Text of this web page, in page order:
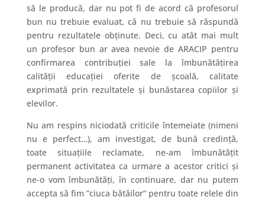
să le producă, dar nu pot fi de acord că profesorul
bun nu trebuie evaluat, că nu trebuie să răspundă
pentru rezultatele obținute. Deci, cu atât mai mult
un profesor bun ar avea nevoie de ARACIP pentru
confirmarea contribuției sale la îmbunătățirea
calității educației oferite de școală, calitate
exprimată prin rezultatele și bunăstarea copiilor și
elevilor.
Nu am respins niciodată criticile întemeiate (nimeni
nu e perfect…), am investigat, de bună credință,
toate situațiile reclamate, ne-am îmbunătățit
permanent activitatea ca urmare a acestor critici și
ne-o vom îmbunătăți, în continuare, dar nu putem
accepta să fim ”ciuca bătăilor” pentru toate relele din